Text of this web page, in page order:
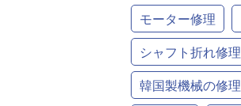
モーター修理
シャフト折れ修理
韓国製機械の修理